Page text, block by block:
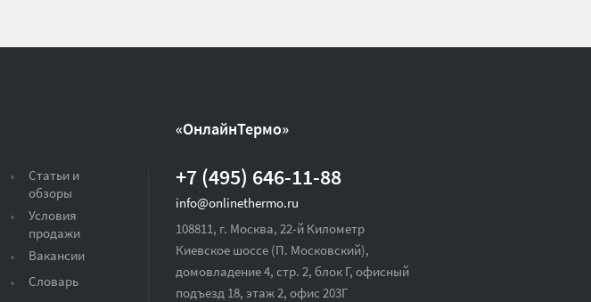
Статьи и
обзоры
Условия
продажи
Вакансии
Словарь
«ОнлайнТермо»
+7 (495) 646-11-88
info@onlinethermo.ru
108811, г. Москва, 22-й Километр
Киевское шоссе (П. Московский),
домовладение 4, стр. 2, блок Г, офисный
подъезд 18,этаж 2, офис 203Г